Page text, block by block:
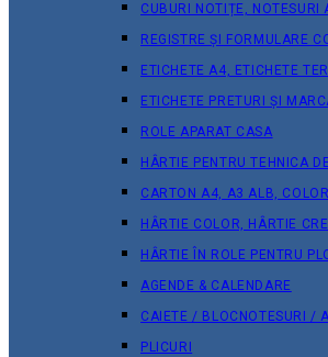
CUBURI NOTIȚE, NOTESURI
REGISTRE ȘI FORMULARE
ETICHETE A4, ETICHETE
ETICHETE PRETURI ȘI
ROLE APARAT CASA
HÂRTIE PENTRU TEHNICA
CARTON A4, A3 ALB, COLOR
HÂRTIE COLOR, HÂRTIE
HÂRTIE ÎN ROLE PENTRU
AGENDE & CALENDARE
CAIETE / BLOCNOTESURI /
PLICURI